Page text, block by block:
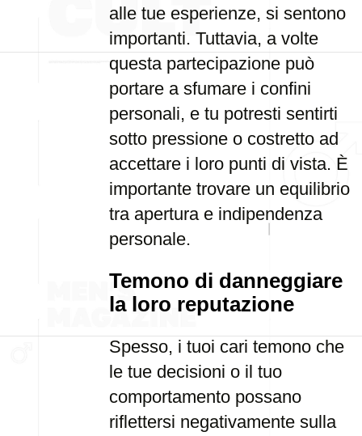
alle tue esperienze, si sentono
importanti. Tuttavia, a volte
questa partecipazione può
portare a sfumare i confini
personali, e tu potresti sentirti
sotto pressione o costretto ad
accettare i loro punti di vista. È
importante trovare un equilibrio
tra apertura e indipendenza
personale.
Temono di danneggiare
la loro reputazione
Spesso, i tuoi cari temono che
le tue decisioni o il tuo
comportamento possano
riflettersi negativamente sulla